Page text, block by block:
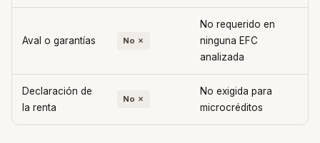
Aval o garantías No ✗
No requerido en
ninguna EFC
analizada
Declaración de
la renta
No ✗
No exigida para
microcréditos